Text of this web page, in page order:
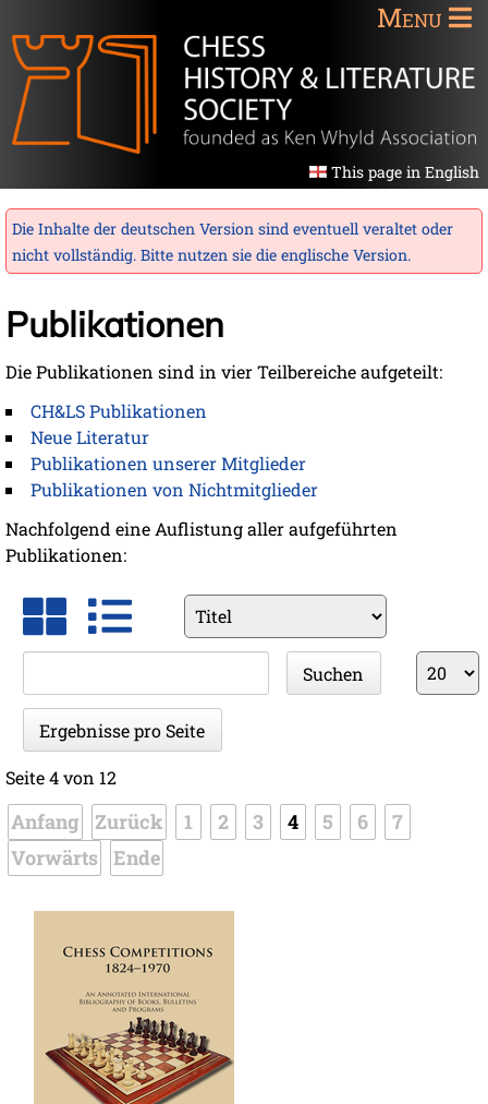
Menu
This page in English
Die Inhalte der deutschen Version sind eventuell veraltet oder
nicht vollständig. Bitte nutzen sie die englische Version.
Publikationen
Die Publikationen sind in vier Teilbereiche aufgeteilt:
CH&LS Publikationen
Neue Literatur
Publikationen unserer Mitglieder
Publikationen von Nichtmitglieder
Nachfolgend eine Auflistung aller aufgeführten
Publikationen:
Vorhandene
Felder
Suchen
pro
Ergebnisse pro Seite
Seite 4 von 12
Anfang Zurück 1 2 3 4 5 6
7
Vorwärts Ende